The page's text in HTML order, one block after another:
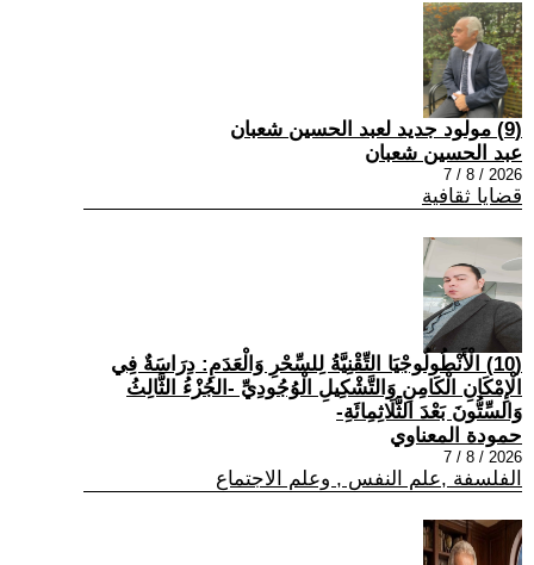
(9) مولود جديد لعبد الحسين شعبان
عبد الحسين شعبان
2026 / 8 / 7
قضايا ثقافية
(10) الْأَنْطُولُوجْيَا التِّقْنِيَّةُ لِلسِّحْرِ وَالْعَدَمِ: دِرَاسَةٌ فِي
الْإِمْكَانِ الْكَامِنِ وَالتَّشْكِيلِ الْوُجُودِيِّ -الجُزْءُ الثَّالِثُ
وَالسِّتُّونَ بَعْدَ الثَّلَاثِمِائَةِ-
حمودة المعناوي
2026 / 8 / 7
الفلسفة ,علم النفس , وعلم الاجتماع